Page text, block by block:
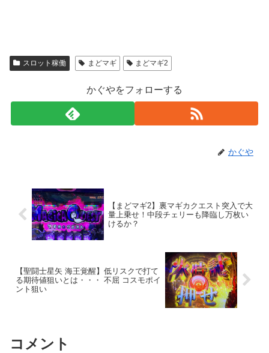
スロット稼働 まどマギ まどマギ2
かぐやをフォローする
かぐや
【まどマギ2】裏マギカクエスト突入で大
量上乗せ！中段チェリーも降臨し万枚い
けるか？
【聖闘士星矢 海王覚醒】低リスクで打て
る期待値狙いとは・・・ 不屈 コスモポイ
ント狙い
コメント